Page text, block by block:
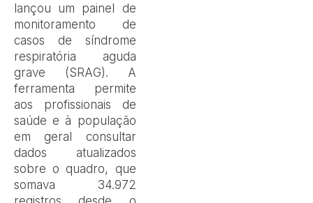
lançou um painel de
monitoramento de
casos de síndrome
respiratória aguda
grave (SRAG). A
ferramenta permite
aos profissionais de
saúde e à população
em geral consultar
dados atualizados
sobre o quadro, que
somava 34.972